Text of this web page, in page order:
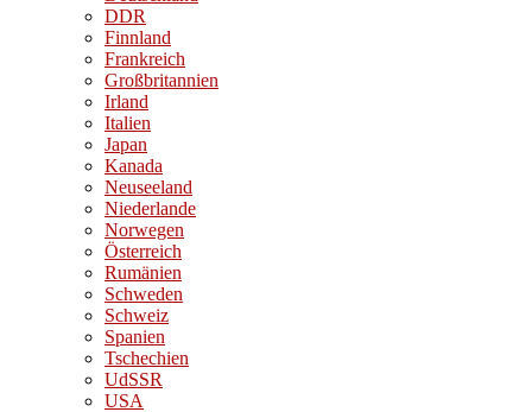
DDR
Finnland
Frankreich
Großbritannien
Irland
Italien
Japan
Kanada
Neuseeland
Niederlande
Norwegen
Österreich
Rumänien
Schweden
Schweiz
Spanien
Tschechien
UdSSR
USA